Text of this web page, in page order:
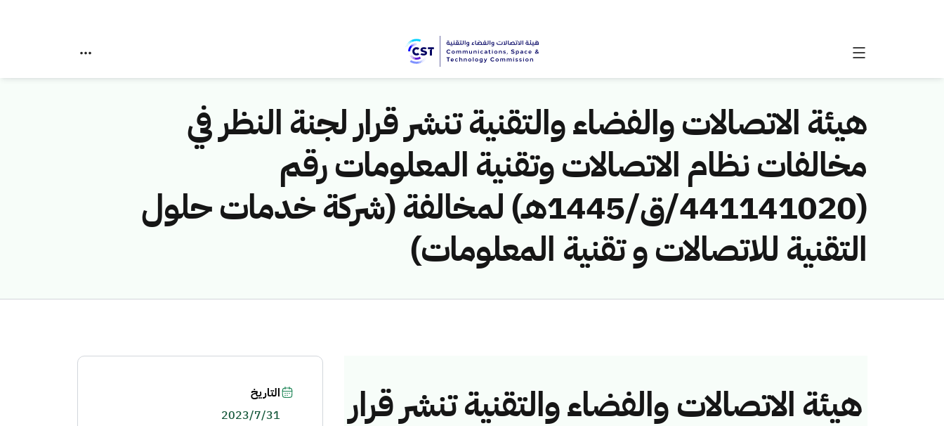
هيئة الاتصالات والفضاء والتقنية تنشر قرار لجنة النظر في
مخالفات نظام الاتصالات وتقنية المعلومات رقم
(441141020/ق/1445هـ) لمخالفة (شركة خدمات حلول
التقنية للاتصالات و تقنية المعلومات)
هيئة الاتصالات والفضاء والتقنية تنشر قرار
التاريخ
2023/7/31